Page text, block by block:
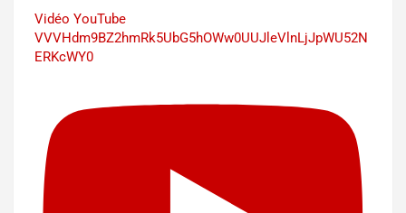
Vidéo YouTube
VVVHdm9BZ2hmRk5UbG5hOWw0UUJleVlnLjJpWU52N
ERKcWY0